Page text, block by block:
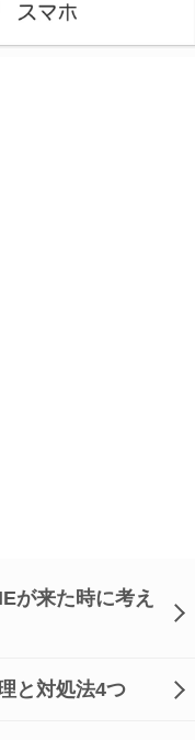
が来た時に考え
と対処法4つ